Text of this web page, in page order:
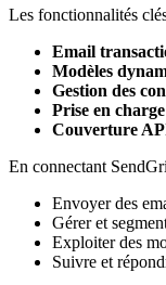
Les fonctionnalités
Email
Modèles
Gestion des
Prise en
Couverture
En connectant
Envoyer des
Gérer et
Exploiter des
Suivre et